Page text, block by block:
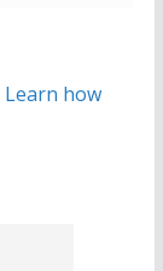
Learn how